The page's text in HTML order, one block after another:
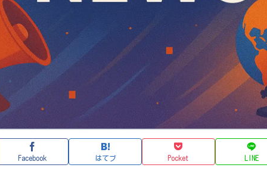
Facebook はてブ Pocket LINE